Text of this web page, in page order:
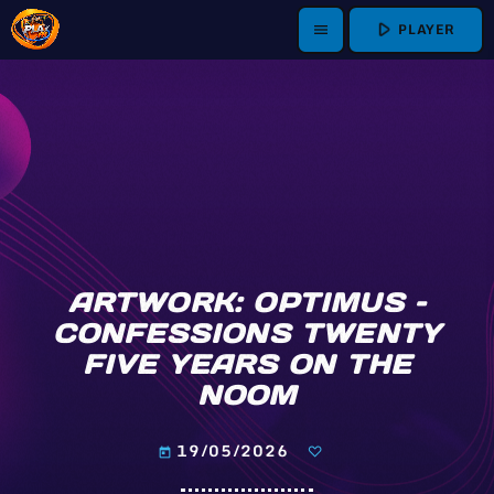
menu play_arrow PLAYER
ARTWORK: OPTIMUS –
CONFESSIONS TWENTY
FIVE YEARS ON THE
NOOM
today 19/05/2026